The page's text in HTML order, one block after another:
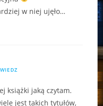
w niej ujęło…
książki jaką czytam.
jest takich tytułów,